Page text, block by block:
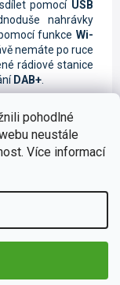
pohodlné
neustále
Více informací
pomocí USB
nahrávky
funkce Wi-
nemáte po ruce
rádiové stanice
DAB+
hovory během
, které je